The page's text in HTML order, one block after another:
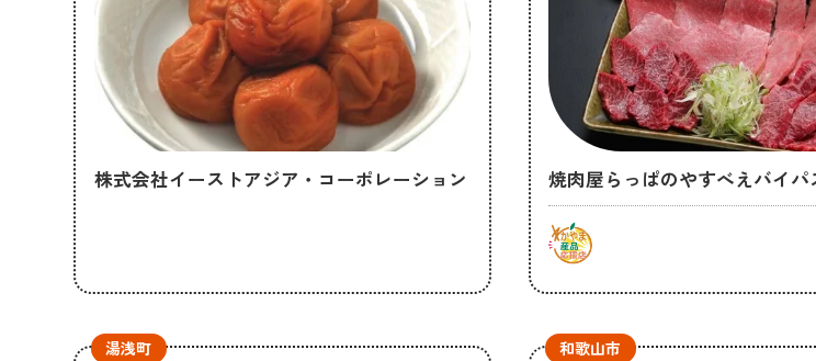
株式会社イーストアジア・コーポレーション 焼肉屋らっぱのやすべえバイパ
湯浅町 和歌山市